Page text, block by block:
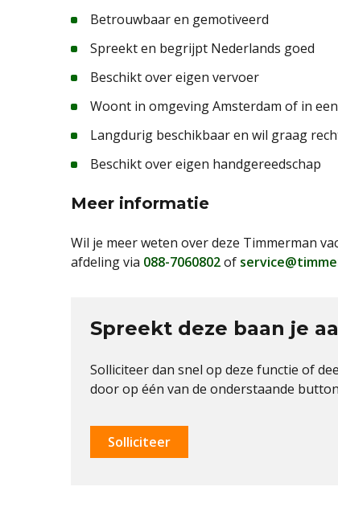
Betrouwbaar en gemotiveerd
Spreekt en begrijpt Nederlands goed
Beschikt over eigen vervoer
Woont in omgeving Amsterdam of in
Langdurig beschikbaar en wil graag
Beschikt over eigen handgereedschap
Meer informatie
Wil je meer weten over deze Timmerman
afdeling via 088-7060802of
Spreekt deze baan je
Solliciteer dan snel op deze functie of
door op één van de onderstaande
Solliciteer